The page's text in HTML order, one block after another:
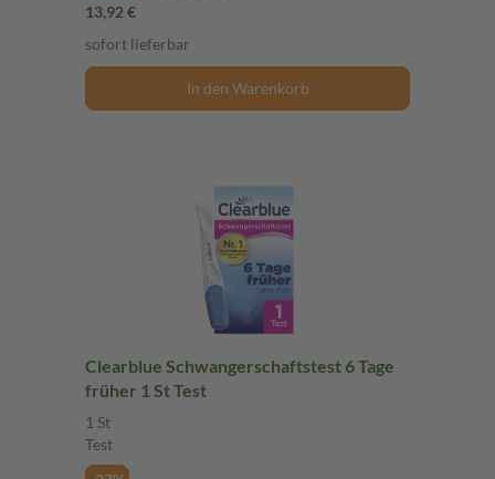
13,92 €
sofort lieferbar
In den Warenkorb
Clearblue Schwangerschaftstest 6 Tage
früher 1 St Test
1 St
Test